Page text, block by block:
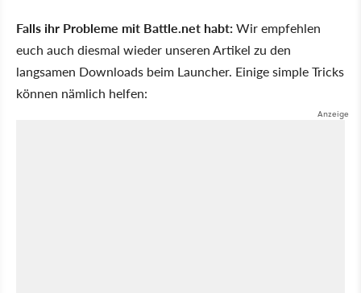
Falls ihr Probleme mit Battle.net habt:Wir empfehlen
euch auch diesmal wieder unseren Artikel zu den
langsamen Downloads beim Launcher. Einige simple Tricks
können nämlich helfen: